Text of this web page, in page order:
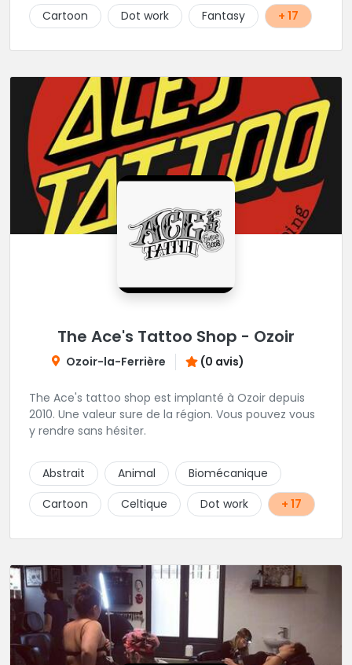
Cartoon
Dot work Fantasy + 17
The Ace's Tattoo Shop - Ozoir
Ozoir-la-Ferrière (0 avis)
The Ace's tattoo shop est implanté à Ozoir depuis
2010. Une valeur sure de la région. Vous pouvez vous
y rendre sans hésiter.
Abstrait Animal
Biomécanique
Cartoon
Celtique Dot work + 17